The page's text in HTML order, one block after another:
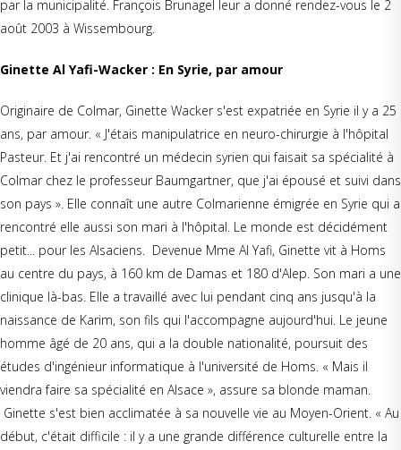
par la municipalité. François Brunagel leur a donné rendez-vous le 2
août 2003 à Wissembourg.
Ginette Al Yafi-Wacker : En Syrie, par amour
Originaire de Colmar, Ginette Wacker s'est expatriée en Syrie il y a 25
ans, par amour. « J'étais manipulatrice en neuro-chirurgie à l'hôpital
Pasteur. Et j'ai rencontré un médecin syrien qui faisait sa spécialité à
Colmar chez le professeur Baumgartner, que j'ai épousé et suivi dans
son pays ». Elle connaît une autre Colmarienne émigrée en Syrie qui a
rencontré elle aussi son mari à l'hôpital. Le monde est décidément
petit... pour les Alsaciens. Devenue Mme Al Yafi, Ginette vit à Homs
au centre du pays, à 160 km de Damas et 180 d'Alep. Son mari a une
clinique là-bas. Elle a travaillé avec lui pendant cinq ans jusqu'à la
naissance de Karim, son fils qui l'accompagne aujourd'hui. Le jeune
homme âgé de 20 ans, qui a la double nationalité, poursuit des
études d'ingénieur informatique à l'université de Homs. « Mais il
viendra faire sa spécialité en Alsace », assure sa blonde maman.
Ginette s'est bien acclimatée à sa nouvelle vie au Moyen-Orient. « Au
début, c'était difficile : il y a une grande différence culturelle entre la